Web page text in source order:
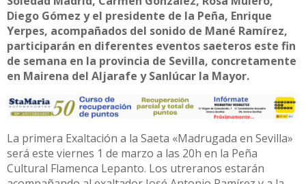
Diego Gómez y el presidente de la Peña, Enrique
Yerpes, acompañados del sonido de Mané Ramírez,
participarán en diferentes eventos saeteros este fin
de semana en la provincia de Sevilla, concretamente
en Mairena del Aljarafe y Sanlúcar la Mayor.
La primera Exaltación a la Saeta «Madrugada en Sevilla»
será este viernes 1 de marzo a las 20h en la Peña
Cultural Flamenca Lepanto. Los utreranos estarán